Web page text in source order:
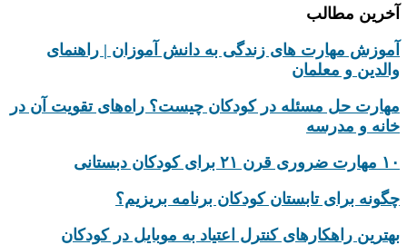
آخرین مطالب
آموزش مهارت های زندگی به دانش‌ آموزان | راهنمای
والدین و معلمان
مهارت حل مسئله در کودکان چیست؟ راه‌های تقویت آن در
خانه و مدرسه
۱۰ مهارت ضروری قرن ۲۱ برای کودکان دبستانی
چگونه برای تابستان کودکان برنامه بریزیم؟
بهترین راهکارهای کنترل اعتیاد به موبایل در کودکان